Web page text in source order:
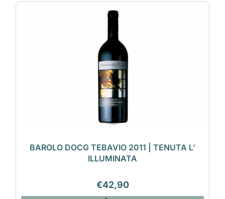
BAROLO DOCG TEBAVIO 2011 | TENUTA L’
ILLUMINATA
€42,90